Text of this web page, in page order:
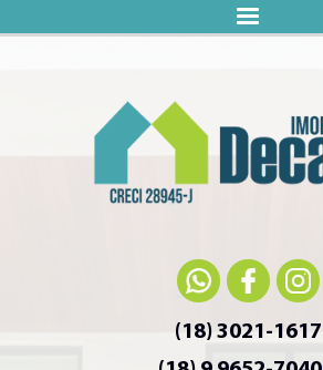
(18) 3021-1617